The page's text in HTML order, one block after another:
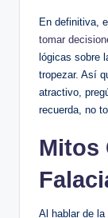
En definitiva,
tomar
lógicas sobre
tropezar. Así
atractivo,
recuerda, no
Mitos
Al hablar de